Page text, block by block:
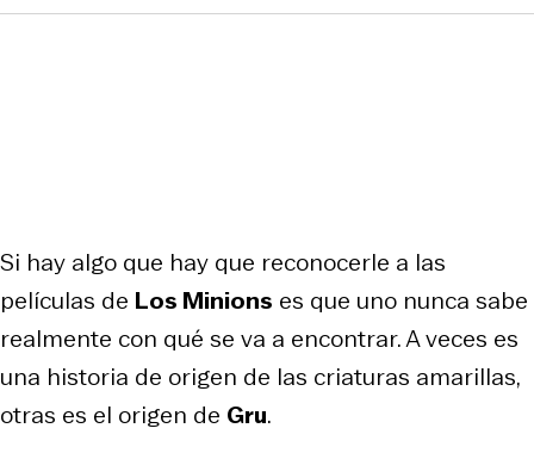
Si hay algo que hay que reconocerle a las
películas de Los Minions es que uno nunca sabe
realmente con qué se va a encontrar. A veces es
una historia de origen de las criaturas amarillas,
otras es el origen de Gru.